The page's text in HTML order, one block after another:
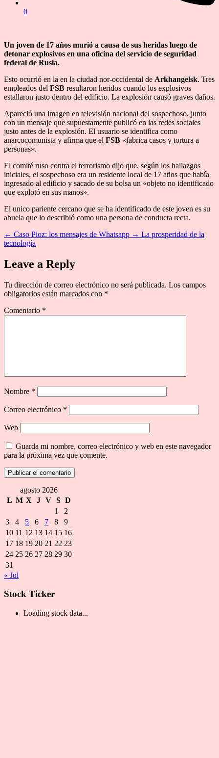
0
Un joven de 17 años murió a causa de sus heridas luego de
detonar explosivos en una oficina del servicio de seguridad
federal de Rusia.
Esto ocurrió en la en la ciudad nor-occidental de Arkhangelsk. Tres
empleados del FSB resultaron heridos cuando los explosivos
estallaron justo dentro del edificio. La explosión causó graves daños.
Apareció una imagen en televisión nacional del sospechoso, junto
con un mensaje que supuestamente publicó en las redes sociales
justo antes de la explosión. El usuario se identifica como
anarcocomunista y afirma que el FSB «fabrica casos y tortura a
personas».
El comité ruso contra el terrorismo dijo que, según los hallazgos
iniciales, el sospechoso era un residente local de 17 años que había
ingresado al edificio y sacado de su bolsa un «objeto no identificado
que explotó en sus manos».
El unico pariente cercano que se ha identificado de este joven es su
abuela que lo describió como una persona de conducta recta.
← Caso Pioz: los mensajes de Whatsapp → La prosperidad de la
tecnología
Leave a Reply
Tu dirección de correo electrónico no será publicada. Los campos
obligatorios están marcados con *
Comentario *
Nombre *
Correo electrónico *
Web
Guarda mi nombre, correo electrónico y web en este navegador
para la próxima vez que comente.
agosto 2026
L M X J V S D
1
2
3
4 5 6 7 8
9
10 11 12 13 14 15 16
17 18 19 20 21 22 23
24 25 26 27 28 29 30
31
« Jul
Stock Ticker
Loading stock data...